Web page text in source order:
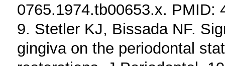
0765.1974.tb00653.x. PMID:
9. Stetler KJ, Bissada NF.
gingiva on the periodontal